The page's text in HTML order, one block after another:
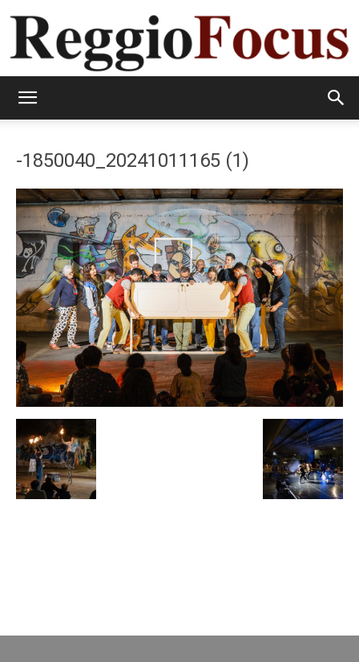
-1850040_20241011165 (1)